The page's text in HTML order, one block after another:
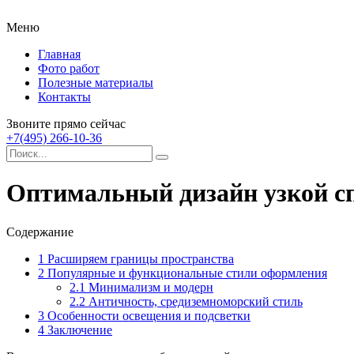
Меню
Главная
Фото работ
Полезные материалы
Контакты
Звоните прямо сейчас
+7(495) 266-10-36
Оптимальный дизайн узкой
Содержание
1 Расширяем границы пространства
2 Популярные и функциональные стили оформления
2.1 Минимализм и модерн
2.2 Античность, средиземноморский стиль
3 Особенности освещения и подсветки
4 Заключение